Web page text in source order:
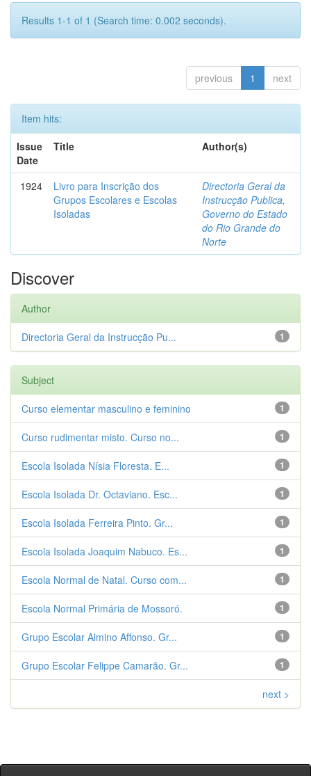
Results 1-1 of 1 (Search time: 0.002 seconds).
previous 1 next
Item hits:
Issue
Date
Title Author(s)
1924
Livro para Inscrição dos
Grupos Escolares e Escolas
Isoladas
Directoria Geral da
Instrucção Publica,
Governo do Estado
do Rio Grande do
Norte
Discover
Author
1
Directoria Geral da Instrucção Pu...
Subject
1
Curso elementar masculino e feminino
1
Curso rudimentar misto. Curso no...
1
Escola Isolada Nísia Floresta. E...
1
Escola Isolada Dr. Octaviano. Esc...
1
Escola Isolada Ferreira Pinto. Gr...
1
Escola Isolada Joaquim Nabuco. Es...
1
Escola Normal de Natal. Curso com...
1
Escola Normal Primária de Mossoró.
1
Grupo Escolar Almino Affonso. Gr...
1
Grupo Escolar Felippe Camarão. Gr...
next >